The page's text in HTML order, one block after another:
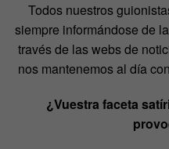
Todos nuestros
siempre informándose de
través de las webs de
nos mantenemos al día
¿Vuestra faceta